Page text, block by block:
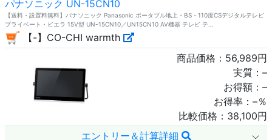
パナソニック UN-15CN10
【送料・設置料無料】パナソニック Panasonic ポータブル地上・BS・110度CSデジタルテレビ
プライベート・ビエラ 15V型 UN-15CN10／UN15CN10 AV機器 テレビ テ…
【-】CO-CHI warmth
商品価格： 56,989円
実質： –
お得額： –
お得率： –％
比較価格： 38,100円
エントリー＆計算詳細